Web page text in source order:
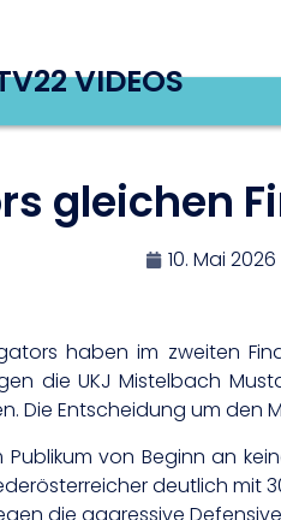
VIDEOS
gleichen
10. Mai 2026
haben im zweiten
die UKJ Mistelbach
Die Entscheidung um den
von Beginn an
deutlich mit
die aggressive